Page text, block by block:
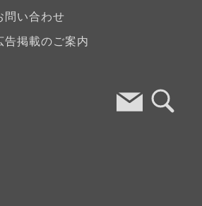
問い合わせ
告掲載のご案内